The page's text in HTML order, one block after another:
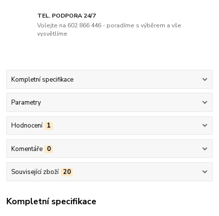
TEL. PODPORA 24/7
Volejte na 602 866 446 - poradíme s výběrem a vše
vysvětlíme
Kompletní specifikace
Parametry
Hodnocení 1
Komentáře 0
Související zboží 20
Kompletní specifikace